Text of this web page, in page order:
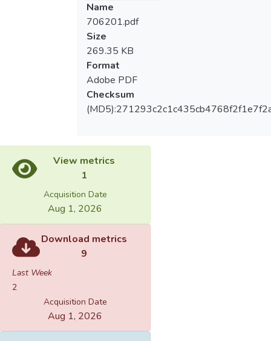
Name
706201.pdf
Size
269.35 KB
Format
Adobe PDF
Checksum
View metrics
1
Acquisition Date
Aug 1, 2026
Download metrics
9
Last Week
2
Acquisition Date
Aug 1, 2026